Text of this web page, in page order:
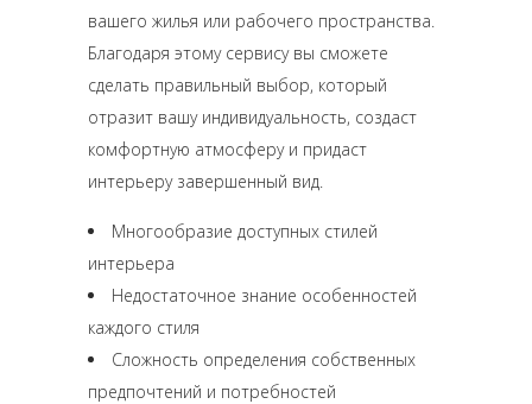
вашего жилья или рабочего пространства.
Благодаря этому сервису вы сможете
сделать правильный выбор, который
отразит вашу индивидуальность, создаст
комфортную атмосферу и придаст
интерьеру завершенный вид.
Многообразие доступных стилей
интерьера
Недостаточное знание особенностей
каждого стиля
Сложность определения собственных
предпочтений и потребностей